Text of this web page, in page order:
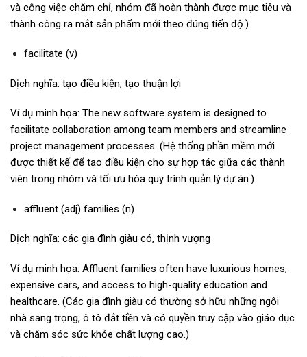
và công việc chăm chỉ, nhóm đã hoàn thành được mục tiêu và
thành công ra mắt sản phẩm mới theo đúng tiến độ.)
facilitate (v)
Dịch nghĩa: tạo điều kiện, tạo thuận lợi
Ví dụ minh họa: The new software system is designed to
facilitate collaboration among team members and streamline
project management processes. (Hệ thống phần mềm mới
được thiết kế để tạo điều kiện cho sự hợp tác giữa các thành
viên trong nhóm và tối ưu hóa quy trình quản lý dự án.)
affluent (adj) families (n)
Dịch nghĩa: các gia đình giàu có, thịnh vượng
Ví dụ minh họa: Affluent families often have luxurious homes,
expensive cars, and access to high-quality education and
healthcare. (Các gia đình giàu có thường sở hữu những ngôi
nhà sang trọng, ô tô đắt tiền và có quyền truy cập vào giáo dục
và chăm sóc sức khỏe chất lượng cao.)